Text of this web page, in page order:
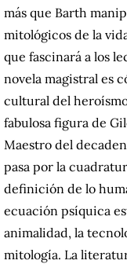
más que Barth
mitológicos de la
que fascinará a los
novela magistral es
cultural del
fabulosa figura de
Maestro del
pasa por la
definición de lo
ecuación psíquica
animalidad, la
mitología. La